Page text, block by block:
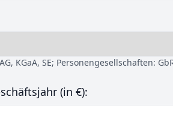
KGaA, SE; Personengesellschaften:
(in €):